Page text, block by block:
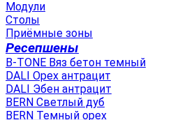
Модули
Столы
Приёмные зоны
Ресепшены
B-TONE Вяз бетон темный
DALI Орех антрацит
DALI Эбен антрацит
BERN Светлый дуб
BERN Темный орех